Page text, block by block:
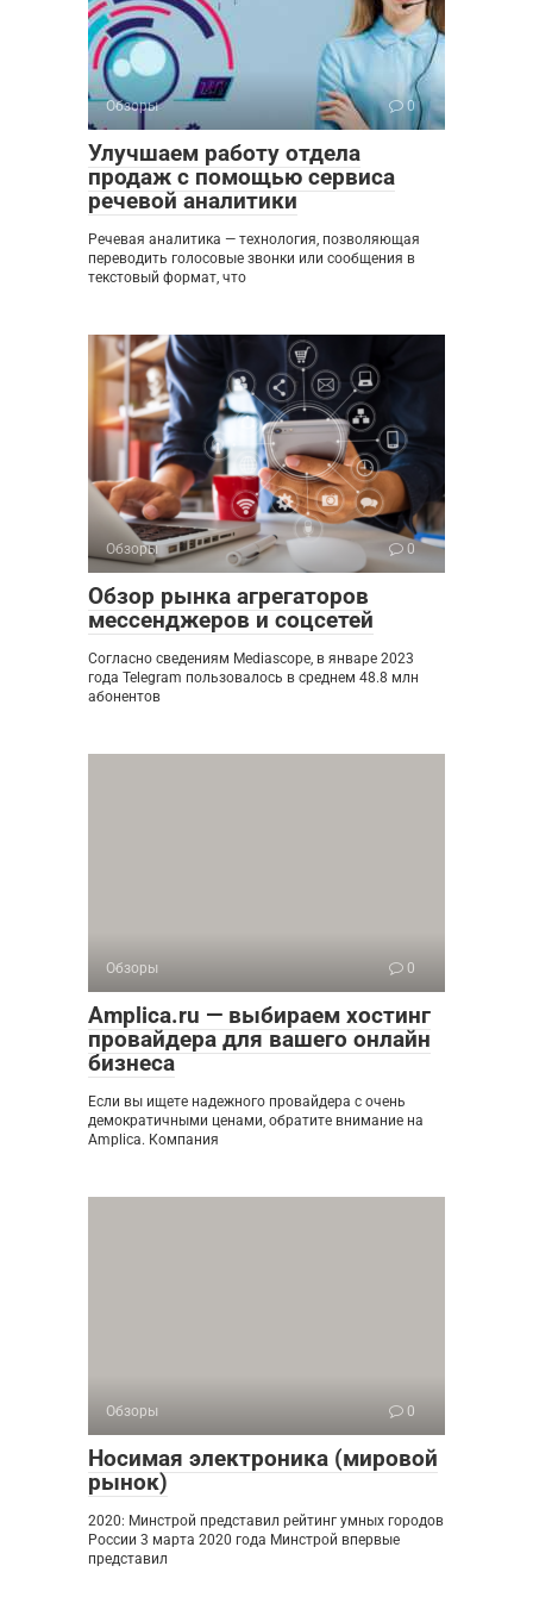
Обзоры 0
Улучшаем работу отдела
продаж с помощью сервиса
речевой аналитики
Речевая аналитика — технология, позволяющая
переводить голосовые звонки или сообщения в
текстовый формат, что
Обзоры 0
Обзор рынка агрегаторов
мессенджеров и соцсетей
Согласно сведениям Mediascope, в январе 2023
года Telegram пользовалось в среднем 48.8 млн
абонентов
Обзоры 0
Amplica.ru — выбираем хостинг
провайдера для вашего онлайн
бизнеса
Если вы ищете надежного провайдера с очень
демократичными ценами, обратите внимание на
Amplica. Компания
Обзоры 0
Носимая электроника (мировой
рынок)
2020: Минстрой представил рейтинг умных городов
России 3 марта 2020 года Минстрой впервые
представил